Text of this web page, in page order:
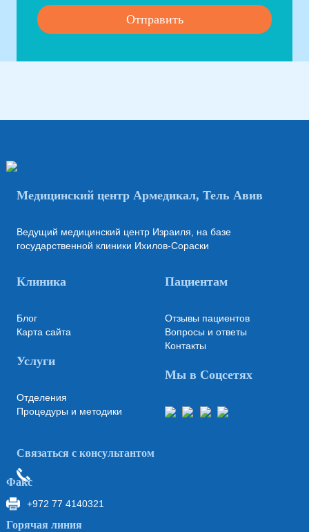
Медицинский центр Армедикал, Тель Авив
Ведущий медицинский центр Израиля, на базе
государственной клиники Ихилов-Сораски
Клиника
Блог
Карта сайта
Услуги
Отделения
Процедуры и методики
Пациентам
Отзывы пациентов
Вопросы и ответы
Контакты
Мы в Соцсетях
Связаться с консультантом
Факс
+972 77 4140321
Горячая линия